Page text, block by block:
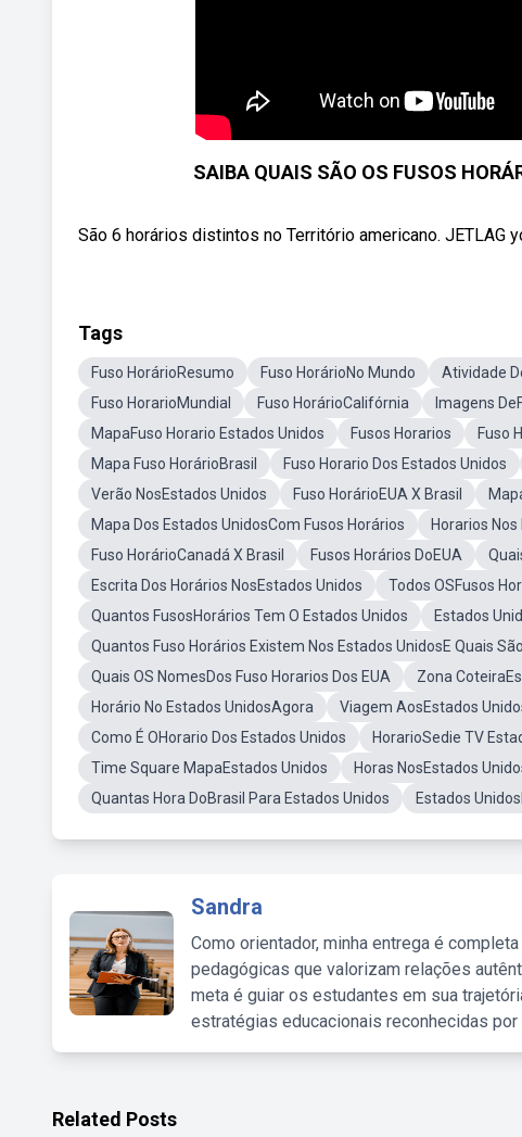
SAIBA QUAIS SÃO OS FUSOS
São 6 horários distintos no Território americano.
Tags
Fuso HorárioResumo Fuso HorárioNo Mundo Atividade
Fuso HorarioMundial
Fuso HorárioCalifórnia Imagens
MapaFuso Horario Estados Unidos
Fusos Horarios Fuso
Mapa Fuso HorárioBrasil
Fuso Horario Dos Estados Unidos
Verão NosEstados Unidos
Fuso HorárioEUA X Brasil
Mapa Dos Estados UnidosCom Fusos Horários
Horarios
Fuso HorárioCanadá X Brasil
Fusos Horários DoEUA
Escrita Dos Horários NosEstados Unidos
Todos OSFusos
Quantos FusosHorários Tem O Estados Unidos
Estados
Quantos Fuso Horários Existem Nos Estados UnidosE Quais
Quais OS NomesDos Fuso Horarios Dos EUA
Zona
Horário No Estados UnidosAgora
Viagem AosEstados
Como É OHorario Dos Estados Unidos
HorarioSedie TV
Time Square MapaEstados Unidos
Horas NosEstados
Quantas Hora DoBrasil Para Estados Unidos
Estados
Sandra
Como orientador, minha entrega é
pedagógicas que valorizam relações
meta é guiar os estudantes em sua
estratégias educacionais reconhecidas
Related Posts